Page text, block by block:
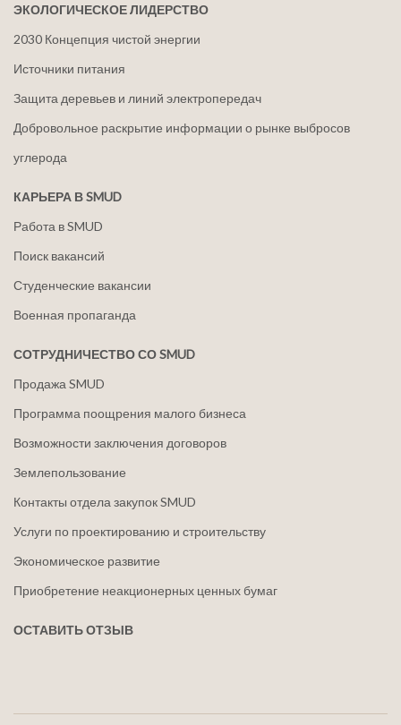
ЭКОЛОГИЧЕСКОЕ ЛИДЕРСТВО
2030 Концепция чистой энергии
Источники питания
Защита деревьев и линий электропередач
Добровольное раскрытие информации о рынке выбросов
углерода
КАРЬЕРА В SMUD
Работа в SMUD
Поиск вакансий
Студенческие вакансии
Военная пропаганда
СОТРУДНИЧЕСТВО СО SMUD
Продажа SMUD
Программа поощрения малого бизнеса
Возможности заключения договоров
Землепользование
Контакты отдела закупок SMUD
Услуги по проектированию и строительству
Экономическое развитие
Приобретение неакционерных ценных бумаг
ОСТАВИТЬ ОТЗЫВ